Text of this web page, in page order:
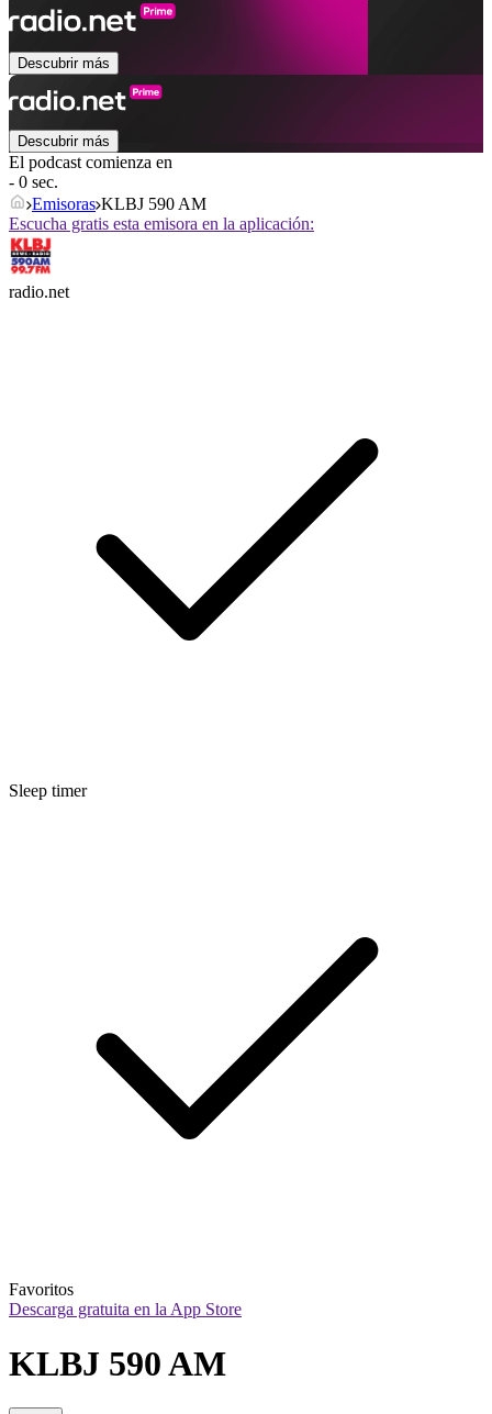
Descubrir más
Descubrir más
El podcast comienza en
- 0 sec.
Emisoras KLBJ 590 AM
Escucha gratis esta emisora en la aplicación:
radio.net
Sleep timer
Favoritos
Descarga gratuita en la App Store
KLBJ 590 AM